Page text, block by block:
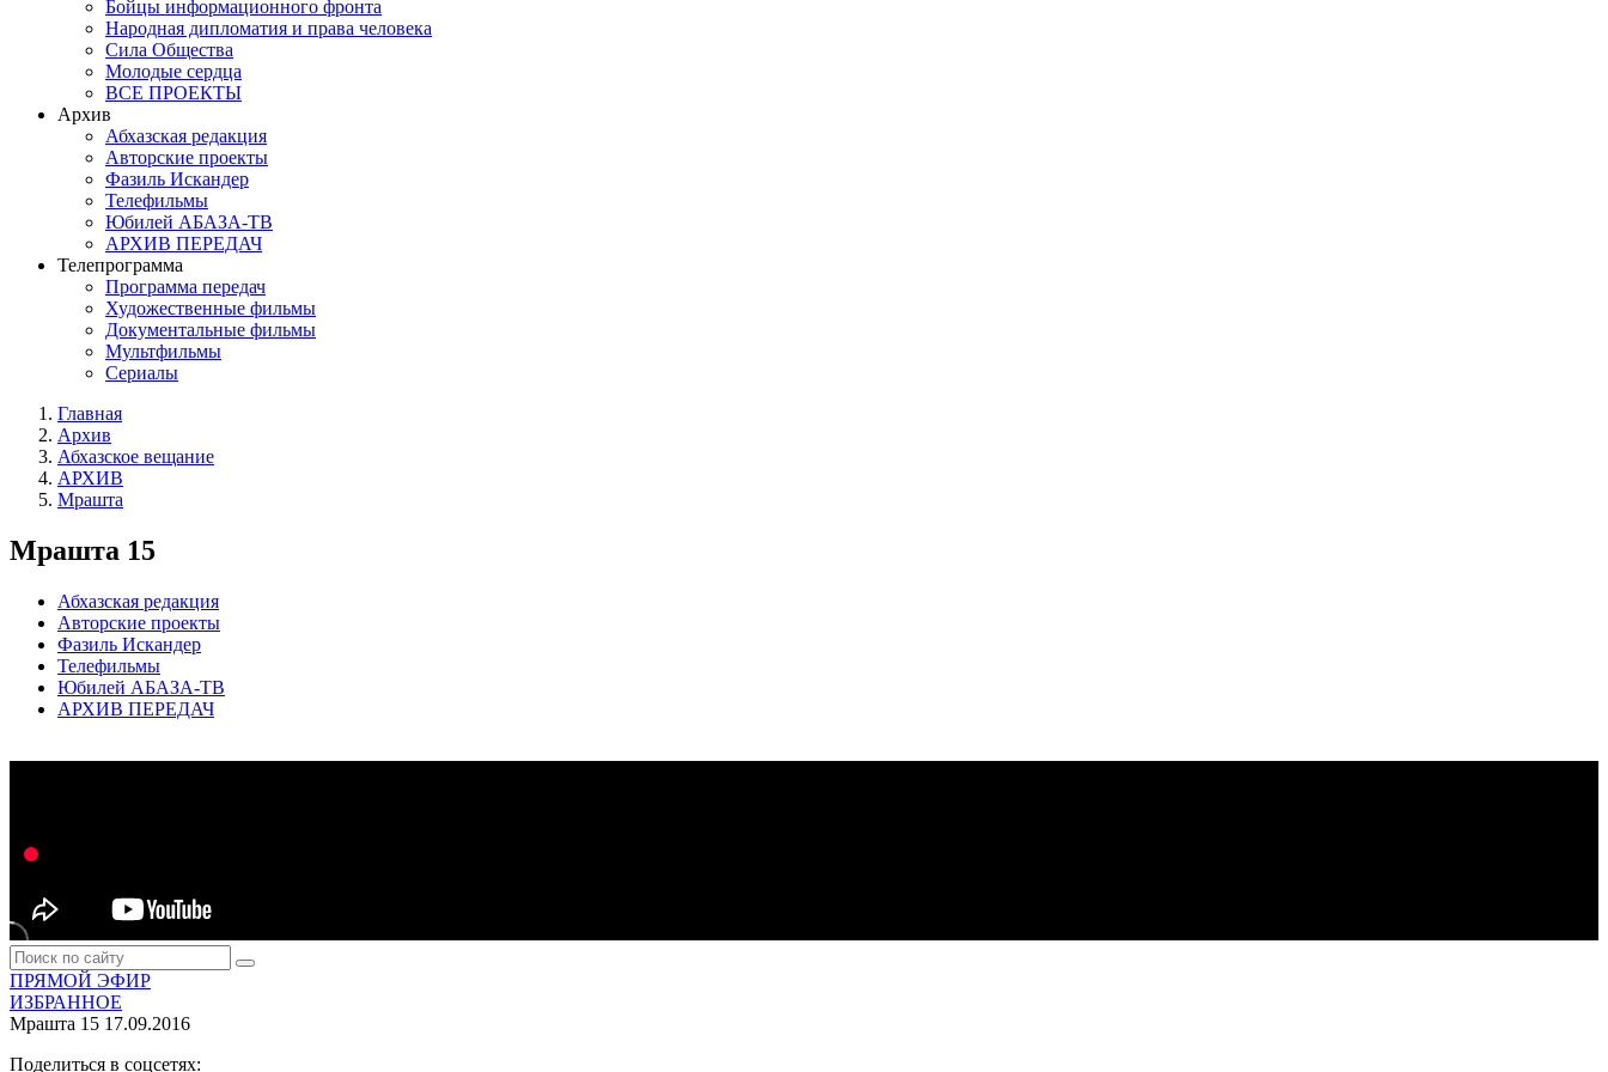
Бойцы информационного фронта
Народная дипломатия и права человека
Сила Общества
Молодые сердца
ВСЕ ПРОЕКТЫ
Архив
Абхазская редакция
Авторские проекты
Фазиль Искандер
Телефильмы
Юбилей АБАЗА-ТВ
АРХИВ ПЕРЕДАЧ
Телепрограмма
Программа передач
Художественные фильмы
Документальные фильмы
Мультфильмы
Сериалы
Главная
Архив
Абхазское вещание
АРХИВ
Мрашта
Мрашта 15
Абхазская редакция
Авторские проекты
Фазиль Искандер
Телефильмы
Юбилей АБАЗА-ТВ
АРХИВ ПЕРЕДАЧ
ПРЯМОЙ ЭФИР
ИЗБРАННОЕ
Мрашта 15 17.09.2016
Поделиться в соцсетях: